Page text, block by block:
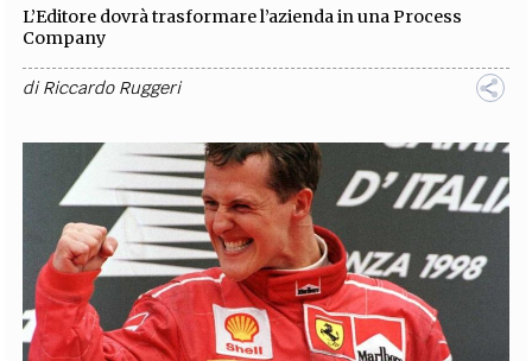
L’Editore dovrà trasformare l’azienda in una Process
Company
diRiccardo Ruggeri